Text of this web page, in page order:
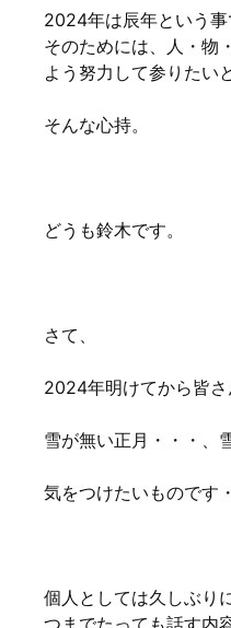
2024年は辰年という事
そのためには、人・物
よう努力して参りたい
そんな心持。
どうも鈴木です。
さて、
2024年明けてから皆
雪が無い正月・・・、
気をつけたいものです
個人としては久しぶり
つまでたっても話す内